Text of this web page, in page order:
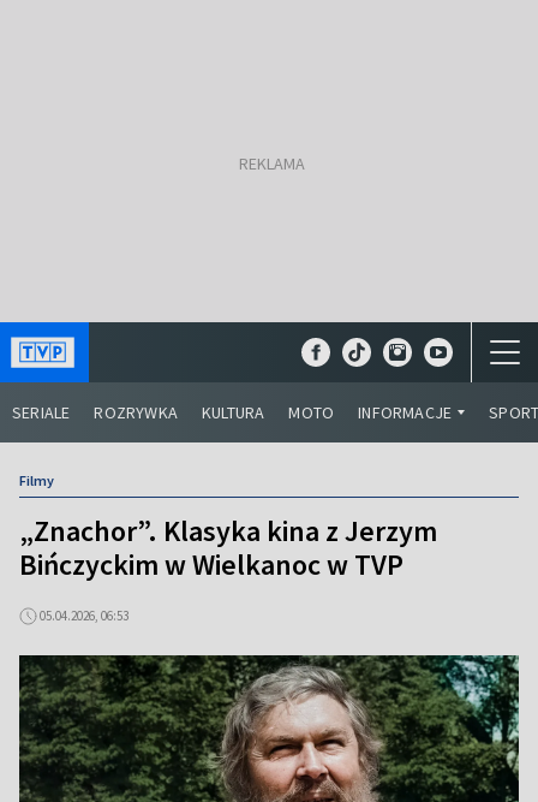
SERIALE ROZRYWKA KULTURA MOTO INFORMACJE
Filmy
„Znachor”. Klasyka kina z Jerzym
Bińczyckim w Wielkanoc w TVP
05.04.2026, 06:53